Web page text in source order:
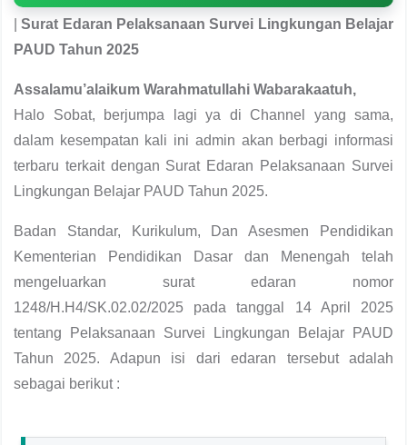
|Surat Edaran Pelaksanaan Survei Lingkungan Belajar
PAUD Tahun 2025
Assalamu’alaikum Warahmatullahi Wabarakaatuh,
Halo Sobat, berjumpa lagi ya di Channel yang sama,
dalam kesempatan kali ini admin akan berbagi informasi
terbaru terkait dengan Surat Edaran Pelaksanaan Survei
Lingkungan Belajar PAUD Tahun 2025.
Badan Standar, Kurikulum, Dan Asesmen Pendidikan
Kementerian Pendidikan Dasar dan Menengah telah
mengeluarkan surat edaran nomor
1248/H.H4/SK.02.02/2025 pada tanggal 14 April 2025
tentang Pelaksanaan Survei Lingkungan Belajar PAUD
Tahun 2025. Adapun isi dari edaran tersebut adalah
sebagai berikut :